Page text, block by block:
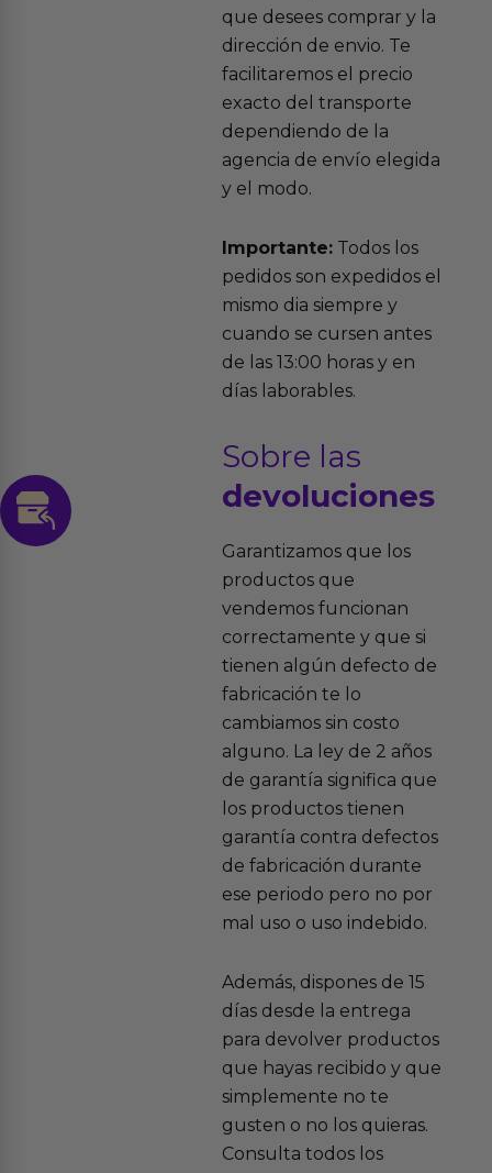
que desees comprar y la
dirección de envio. Te
facilitaremos el precio
exacto del transporte
dependiendo de la
agencia de envío elegida
y el modo.
Importante:Todos los
pedidos son expedidos el
mismo dia siempre y
cuando se cursen antes
de las 13:00 horas y en
días laborables.
Sobre las
devoluciones
Garantizamos que los
productos que
vendemos funcionan
correctamente y que si
tienen algún defecto de
fabricación te lo
cambiamos sin costo
alguno. La ley de 2 años
de garantía significa que
los productos tienen
garantía contra defectos
de fabricación durante
ese periodo pero no por
mal uso o uso indebido.
Además, dispones de 15
días desde la entrega
para devolver productos
que hayas recibido y que
simplemente no te
gusten o no los quieras.
Consulta todos los